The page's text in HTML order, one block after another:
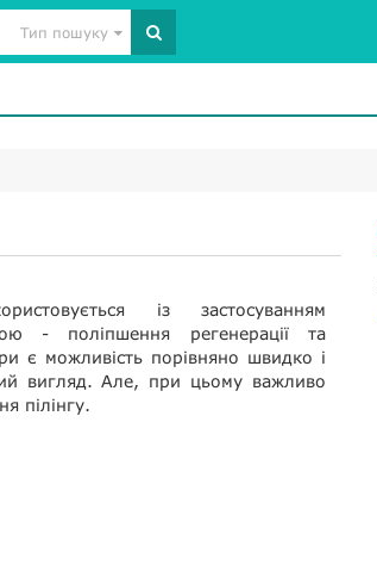
Тип пошуку
із застосуванням
- поліпшення регенерації та
є можливість порівняно швидко і
вигляд. Але, при цьому важливо
пілінгу.